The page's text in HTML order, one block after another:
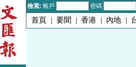
檢索: 帳戶 密碼
首頁 | 要聞 | 香港 | 內地 |